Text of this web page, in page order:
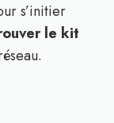
s’initier
le kit